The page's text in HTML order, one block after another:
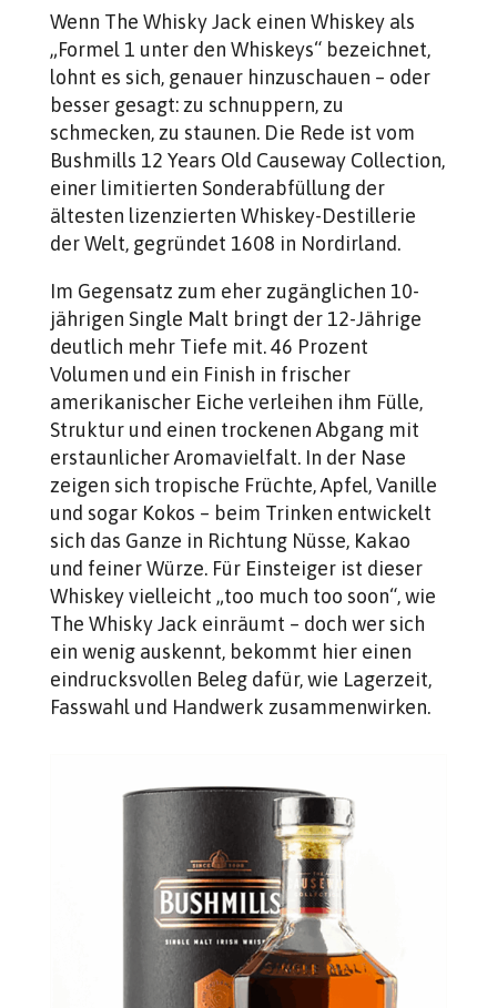
Wenn The Whisky Jack einen Whiskey als
„Formel 1 unter den Whiskeys“ bezeichnet,
lohnt es sich, genauer hinzuschauen – oder
besser gesagt: zu schnuppern, zu
schmecken, zu staunen. Die Rede ist vom
Bushmills 12 Years Old Causeway Collection,
einer limitierten Sonderabfüllung der
ältesten lizenzierten Whiskey-Destillerie
der Welt, gegründet 1608 in Nordirland.
Im Gegensatz zum eher zugänglichen 10-
jährigen Single Malt bringt der 12-Jährige
deutlich mehr Tiefe mit. 46 Prozent
Volumen und ein Finish in frischer
amerikanischer Eiche verleihen ihm Fülle,
Struktur und einen trockenen Abgang mit
erstaunlicher Aromavielfalt. In der Nase
zeigen sich tropische Früchte, Apfel, Vanille
und sogar Kokos – beim Trinken entwickelt
sich das Ganze in Richtung Nüsse, Kakao
und feiner Würze. Für Einsteiger ist dieser
Whiskey vielleicht „too much too soon“, wie
The Whisky Jack einräumt – doch wer sich
ein wenig auskennt, bekommt hier einen
eindrucksvollen Beleg dafür, wie Lagerzeit,
Fasswahl und Handwerk zusammenwirken.